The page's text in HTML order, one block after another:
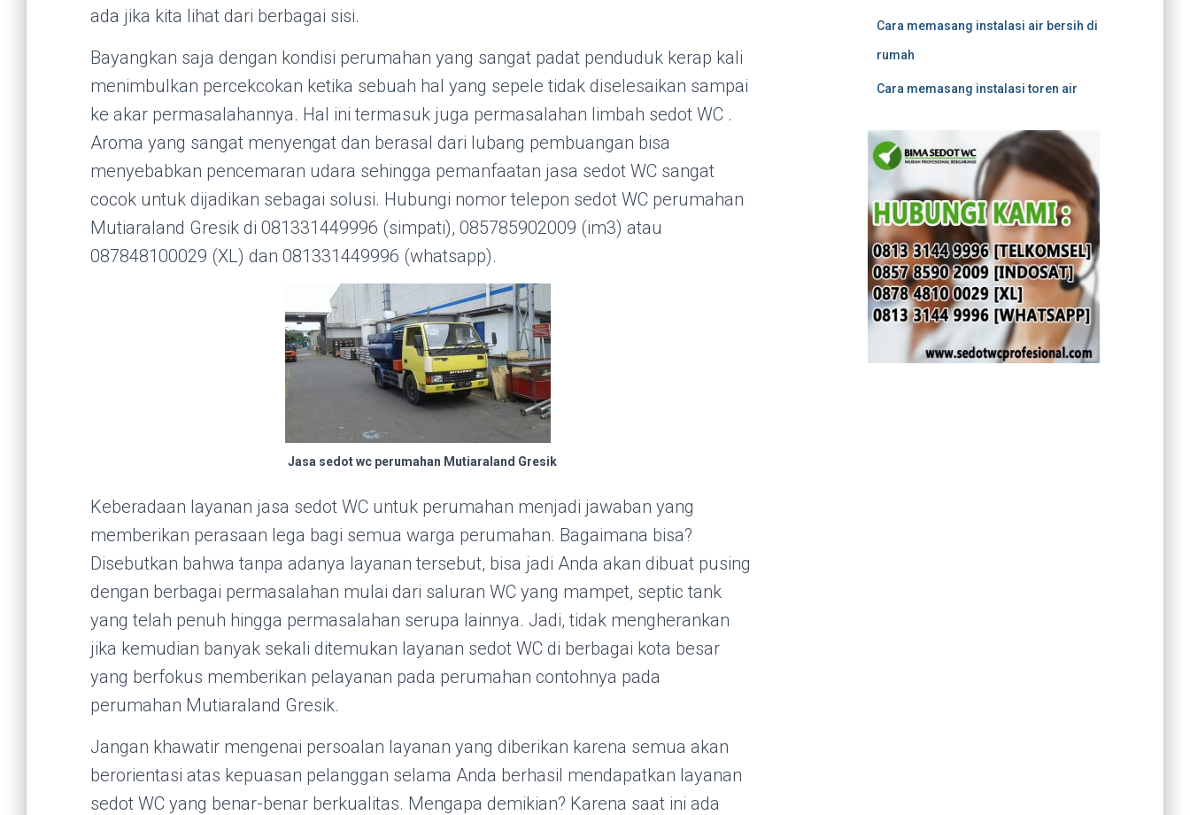
ada jika kita lihat dari berbagai sisi.
Bayangkan saja dengan kondisi perumahan yang sangat padat penduduk kerap kali
menimbulkan percekcokan ketika sebuah hal yang sepele tidak diselesaikan sampai
ke akar permasalahannya. Hal ini termasuk juga permasalahan limbah sedot WC .
Aroma yang sangat menyengat dan berasal dari lubang pembuangan bisa
menyebabkan pencemaran udara sehingga pemanfaatan jasa sedot WC sangat
cocok untuk dijadikan sebagai solusi. Hubungi nomor telepon sedot WC perumahan
Mutiaraland Gresik di 081331449996 (simpati), 085785902009 (im3) atau
087848100029 (XL) dan 081331449996 (whatsapp).
Jasa sedot wc perumahan Mutiaraland Gresik
Keberadaan layanan jasa sedot WC untuk perumahan menjadi jawaban yang
memberikan perasaan lega bagi semua warga perumahan. Bagaimana bisa?
Disebutkan bahwa tanpa adanya layanan tersebut, bisa jadi Anda akan dibuat pusing
dengan berbagai permasalahan mulai dari saluran WC yang mampet, septic tank
yang telah penuh hingga permasalahan serupa lainnya. Jadi, tidak mengherankan
jika kemudian banyak sekali ditemukan layanan sedot WC di berbagai kota besar
yang berfokus memberikan pelayanan pada perumahan contohnya pada
perumahan Mutiaraland Gresik.
Jangan khawatir mengenai persoalan layanan yang diberikan karena semua akan
berorientasi atas kepuasan pelanggan selama Anda berhasil mendapatkan layanan
sedot WC yang benar-benar berkualitas. Mengapa demikian? Karena saat ini ada
Cara memasang instalasi air bersih di
rumah
Cara memasang instalasi toren air